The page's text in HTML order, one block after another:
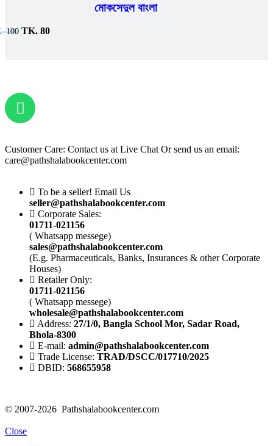
মোকসেদুল বাংলা
100 TK. 80
Customer Care: Contact us at Live Chat Or send us an email:
care@pathshalabookcenter.com
To be a seller! Email Us
seller@pathshalabookcenter.com
Corporate Sales:
01711-021156
( Whatsapp messege)
sales@pathshalabookcenter.com
(E.g. Pharmaceuticals, Banks, Insurances & other Corporate
Houses)
Retailer Only:
01711-021156
( Whatsapp messege)
wholesale@pathshalabookcenter.com
Address: 27/1/0, Bangla School Mor, Sadar Road,
Bhola-8300
E-mail: admin@pathshalabookcenter.com
Trade License: TRAD/DSCC/017710/2025
DBID: 568655958
© 2007-2026 Pathshalabookcenter.com
Close